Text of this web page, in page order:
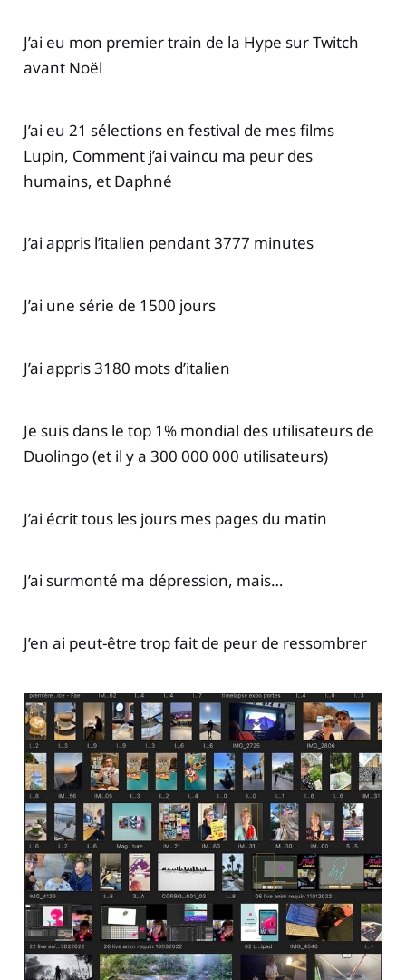
J’ai eu mon premier train de la Hype sur Twitch
avant Noël
J’ai eu 21 sélections en festival de mes films
Lupin, Comment j’ai vaincu ma peur des
humains, et Daphné
J’ai appris l’italien pendant 3777 minutes
J’ai une série de 1500 jours
J’ai appris 3180 mots d’italien
Je suis dans le top 1% mondial des utilisateurs de
Duolingo (et il y a 300 000 000 utilisateurs)
J’ai écrit tous les jours mes pages du matin
J’ai surmonté ma dépression, mais…
J’en ai peut-être trop fait de peur de ressombrer